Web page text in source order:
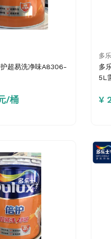
超易洗净味A8306-
/桶
多
多
5L
¥